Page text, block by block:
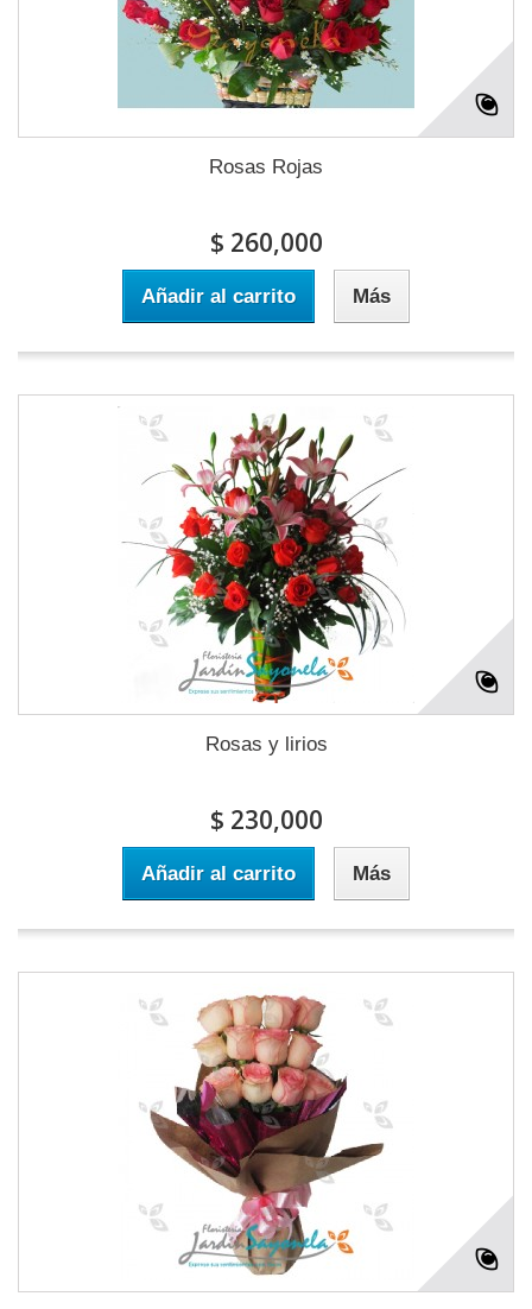
Rosas Rojas
$ 260,000
Añadir al carrito Más
Rosas y lirios
$ 230,000
Añadir al carrito Más